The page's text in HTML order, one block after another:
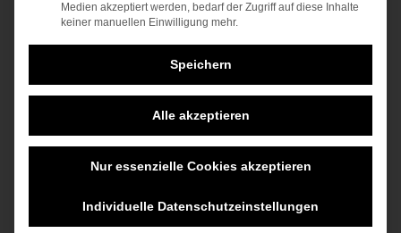
Medien akzeptiert werden, bedarf der Zugriff auf diese Inhalte
keiner manuellen Einwilligung mehr.
Speichern
Alle akzeptieren
Nur essenzielle Cookies akzeptieren
Individuelle Datenschutzeinstellungen